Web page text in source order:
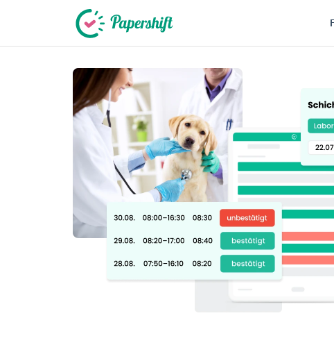
+49 721 50 95 79 69